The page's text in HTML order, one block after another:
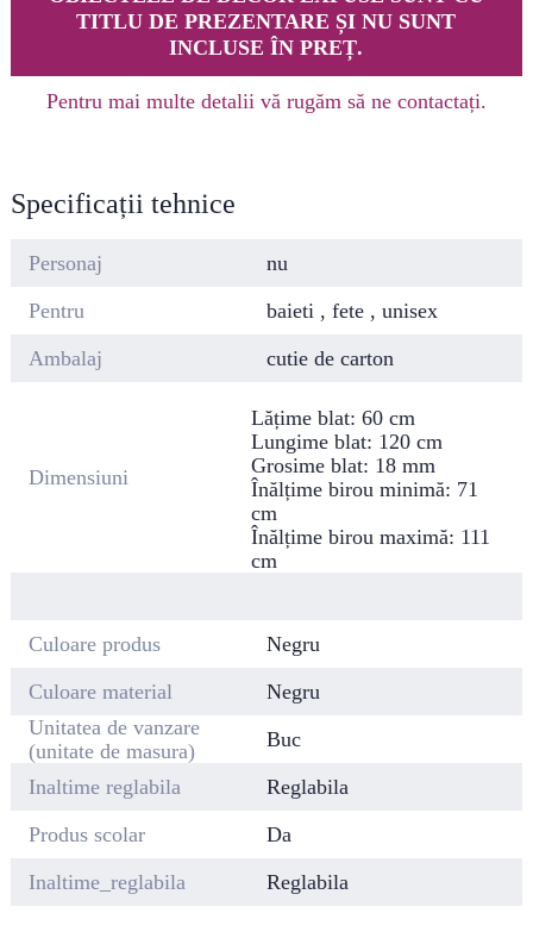
TITLU DE PREZENTARE ȘI NU SUNT
INCLUSE ÎN PREȚ.
Pentru mai multe detalii vă rugăm să ne contactați.
Specificații tehnice
Personaj
nu
Pentru
baieti , fete , unisex
Ambalaj
cutie de carton
Dimensiuni
Lățime blat: 60 cm
Lungime blat: 120 cm
Grosime blat: 18 mm
Înălțime birou minimă: 71
cm
Înălțime birou maximă: 111
cm
Culoare produs
Negru
Culoare material
Negru
Unitatea de vanzare
(unitate de masura)
Buc
Inaltime reglabila
Reglabila
Produs scolar
Da
Inaltime_reglabila
Reglabila